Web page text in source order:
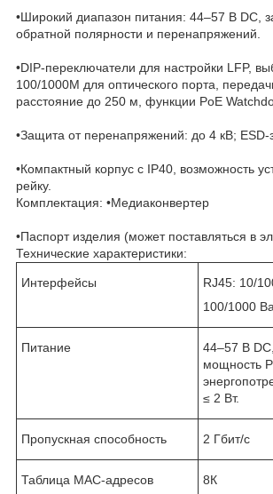
•Широкий диапазон питания: 44–57 В DC,
обратной полярности и перенапряжений.
•DIP-переключатели для настройки LFP,
100/1000M для оптического порта,
расстояние до 250 м, функции PoE
•Защита от перенапряжений: до 4 кВ; ESD-
•Компактный корпус с IP40, возможность
рейку.
Комплектация: •Медиаконвертер
•Паспорт изделия (может поставляться в
Технические характеристики:
Интерфейсы
RJ45: 10/
100/1000
Питание
44–57 В
мощность
≤ 2 Вт.
Пропускная способность 2 Гбит/с
Таблица MAC-адресов 8К